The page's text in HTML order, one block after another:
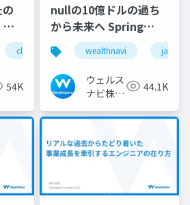
事
のcloudnativedays eks ecs
54K
nullの10億ドルの過ち
から未来へ Spring
Boot 4とJSpecifyが描
くnull安全設計
wealthnavi java
ウェルス
ナビ株式
術広報チ
44.1K